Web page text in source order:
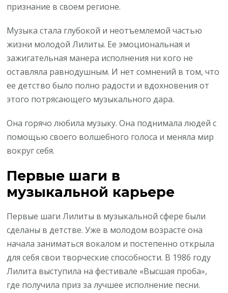
признание в своем регионе.
Музыка стала глубокой и неотъемлемой частью
жизни молодой Лилиты. Ее эмоциональная и
зажигательная манера исполнения ни кого не
оставляла равнодушным. И нет сомнений в том, что
ее детство было полно радости и вдохновения от
этого потрясающего музыкального дара.
Она горячо любила музыку. Она поднимала людей с
помощью своего волшебного голоса и меняла мир
вокруг себя.
Первые шаги в
музыкальной карьере
Первые шаги Лилиты в музыкальной сфере были
сделаны в детстве. Уже в молодом возрасте она
начала заниматься вокалом и постепенно открыла
для себя свои творческие способности. В 1986 году
Лилита выступила на фестивале «Высшая проба»,
где получила приз за лучшее исполнение песни.